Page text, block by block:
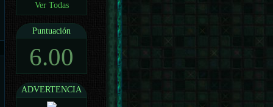
Ver Todas
Puntuación
6.00
ADVERTENCIA